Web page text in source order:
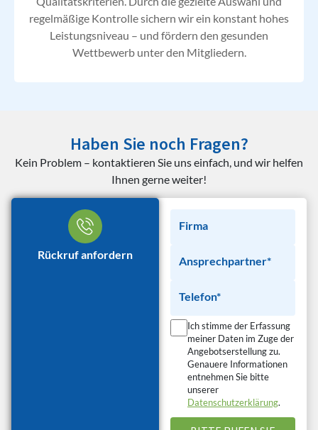
regelmäßige Kontrolle sichern wir ein konstant hohes
Leistungsniveau – und fördern den gesunden
Wettbewerb unter den Mitgliedern.
Haben Sie noch Fragen?
Kein Problem – kontaktieren Sie uns einfach, und wir helfen
Ihnen gerne weiter!
Rückruf anfordern
Firma
Ansprechpartner*
Telefon*
Ich stimme der Erfassung
meiner Daten im Zuge der
Angebotserstellung zu.
Genauere Informationen
entnehmen Sie bitte
unserer
Datenschutzerklärung.